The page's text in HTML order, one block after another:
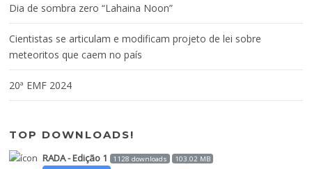
Dia de sombra zero “Lahaina Noon”
Cientistas se articulam e modificam projeto de lei sobre
meteoritos que caem no país
20ª EMF 2024
TOP DOWNLOADS!
RADA - Edição 1 1128 downloads 103.02 MB